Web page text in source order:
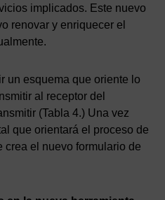
implicados. Este nuevo
renovar y enriquecer el
un esquema que oriente lo
al receptor del
(Tabla 4.) Una vez
que orientará el proceso de
crea el nuevo formulario de